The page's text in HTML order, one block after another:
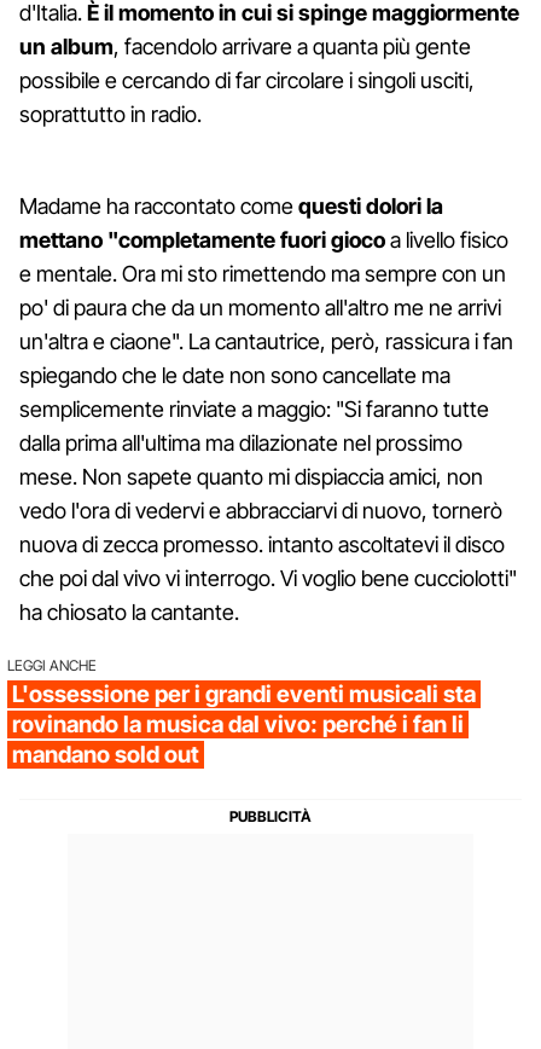
d'Italia.È il momento in cui si spinge maggiormente
un album, facendolo arrivare a quanta più gente
possibile e cercando di far circolare i singoli usciti,
soprattutto in radio.
Madame ha raccontato comequesti dolori la
mettano "completamente fuori giocoa livello fisico
e mentale. Ora mi sto rimettendo ma sempre con un
po' di paura che da un momento all'altro me ne arrivi
un'altra e ciaone". La cantautrice, però, rassicura i fan
spiegando che le date non sono cancellate ma
semplicemente rinviate a maggio: "Si faranno tutte
dalla prima all'ultima ma dilazionate nel prossimo
mese. Non sapete quanto mi dispiaccia amici, non
vedo l'ora di vedervi e abbracciarvi di nuovo, tornerò
nuova di zecca promesso. intanto ascoltatevi il disco
che poi dal vivo vi interrogo. Vi voglio bene cucciolotti"
ha chiosato la cantante.
LEGGI ANCHE
L'ossessione per i grandi eventi musicali sta
rovinando la musica dal vivo: perché i fan li
mandano sold out